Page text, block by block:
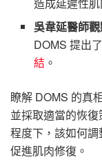
造成延遲性
吳韋延醫師觀
DOMS 提出
結 。
瞭解 DOMS 的真
並採取適當的恢
程度下，該如何
促進肌肉修復。